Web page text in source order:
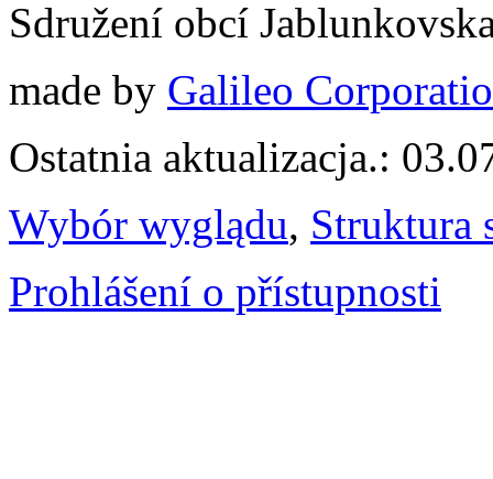
Sdružení obcí
made by Galileo
Ostatnia aktualizacja.:
Wybór wyglądu, Struktura
Prohlášení o přístupnosti